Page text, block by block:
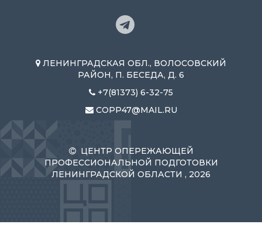
ЛЕНИНГРАДСКАЯ ОБЛ., ВОЛОСОВСКИЙ
РАЙОН, П. БЕСЕДА, Д. 6
+7(81373) 6-32-75
COPP47@MAIL.RU
ЦЕНТР ОПЕРЕЖАЮЩЕЙ
ПРОФЕССИОНАЛЬНОЙ ПОДГОТОВКИ
ЛЕНИНГРАДСКОЙ ОБЛАСТИ , 2026